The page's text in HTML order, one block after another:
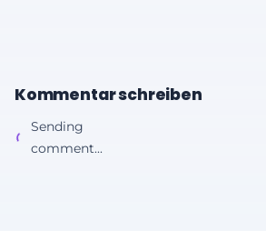
Kommentar schreiben
Sending
comment...